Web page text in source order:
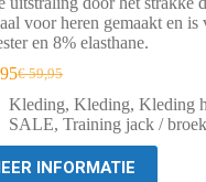
voor heren gemaakt en is
en 8% elasthane.
€59,95
Oorspronkelijke
prijs
was:
€ 59,95.
Huidige
prijs
is:
€ 19,95.
Kleding, Kleding, Kleding
SALE, Training jack / broek
INFORMATIE